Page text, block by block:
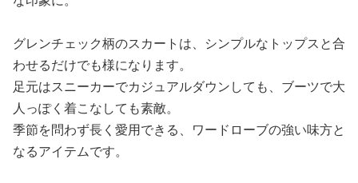
グレンチェック柄のスカートは、シンプルなトップスと合
わせるだけでも様になります。
足元はスニーカーでカジュアルダウンしても、ブーツで大
人っぽく着こなしても素敵。
季節を問わず長く愛用できる、ワードローブの強い味方と
なるアイテムです。